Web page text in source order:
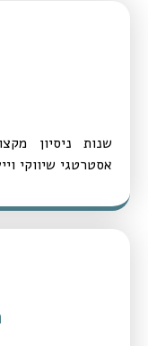
שנות ניסיון
אסטרטגי שיווקי